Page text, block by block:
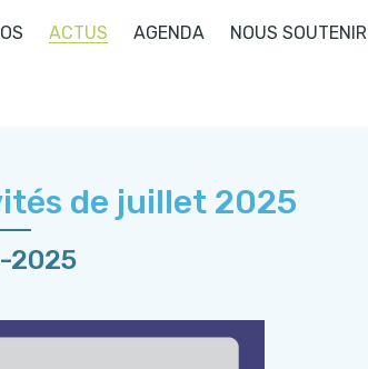
ACTUS AGENDA NOUS SOUTENIR
de juillet 2025
2025